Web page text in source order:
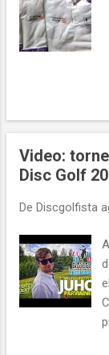
Video:
Disc Golf
De Discgolfista